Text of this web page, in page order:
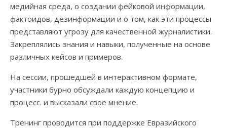
медийная среда, о создании фейковой информации,
фактоидов, дезинформации и о том, как эти процессы
представляют угрозу для качественной журналистики.
Закреплялись знания и навыки, полученные на основе
различных кейсов и примеров.
На сессии, прошедшей в интерактивном формате,
участники бурно обсуждали каждую концепцию и
процесс. и высказали свое мнение.
Тренинг проводится при поддержке Евразийского